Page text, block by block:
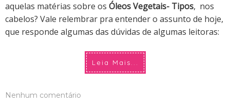
aquelas matérias sobre os Óleos Vegetais- Tipos, nos
cabelos? Vale relembrar pra entender o assunto de hoje,
que responde algumas das dúvidas de algumas leitoras:
Leia Mais...
Nenhum comentário